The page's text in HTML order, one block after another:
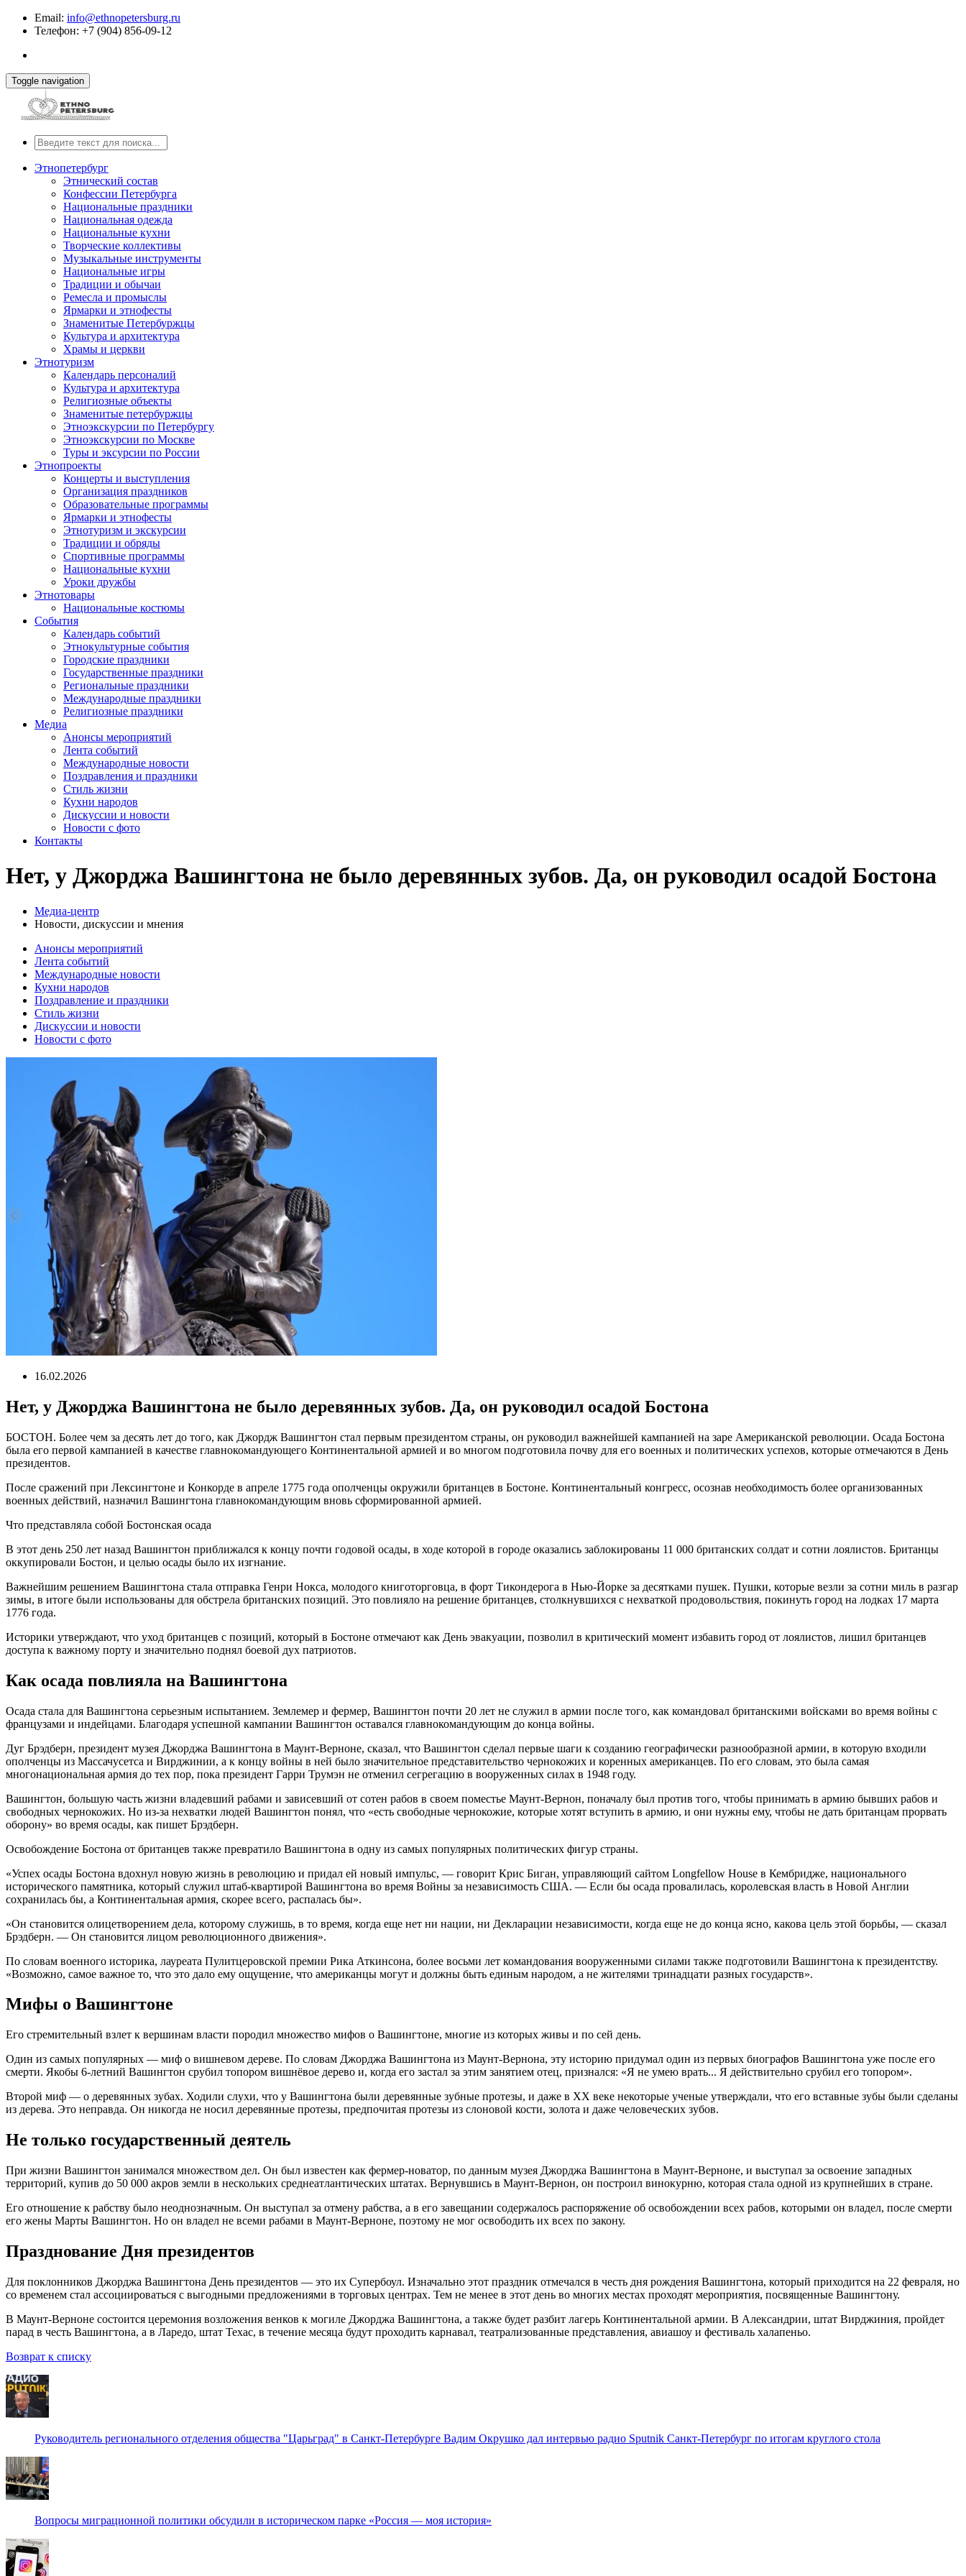
Email: info@ethnopetersburg.ru
Телефон: +7 (904) 856-09-12
Toggle navigation
Этнопетербург
Этнический состав
Конфессии Петербурга
Национальные праздники
Национальная одежда
Национальные кухни
Творческие коллективы
Музыкальные инструменты
Национальные игры
Традиции и обычаи
Ремесла и промыслы
Ярмарки и этнофесты
Знаменитые Петербуржцы
Культура и архитектура
Храмы и церкви
Этнотуризм
Календарь персоналий
Культура и архитектура
Религиозные объекты
Знаменитые петербуржцы
Этноэкскурсии по Петербургу
Этноэкскурсии по Москве
Туры и эксурсии по России
Этнопроекты
Концерты и выступления
Организация праздников
Образовательные программы
Ярмарки и этнофесты
Этнотуризм и экскурсии
Традиции и обряды
Спортивные программы
Национальные кухни
Уроки дружбы
Этнотовары
Национальные костюмы
События
Календарь событий
Этнокультурные события
Городские праздники
Государственные праздники
Региональные праздники
Международные праздники
Религиозные праздники
Медиа
Анонсы мероприятий
Лента событий
Международные новости
Поздравления и праздники
Cтиль жизни
Кухни народов
Дискуссии и новости
Новости с фото
Контакты
Нет, у Джорджа Вашингтона не было деревянных зубов. Да, он руководил осадой Бостона
Медиа-центр
Новости, дискуссии и мнения
Анонсы мероприятий
Лента событий
Международные новости
Кухни народов
Поздравление и праздники
Cтиль жизни
Дискуссии и новости
Новости с фото
16.02.2026
Нет, у Джорджа Вашингтона не было деревянных зубов. Да, он руководил осадой Бостона
БОСТОН. Более чем за десять лет до того, как Джордж Вашингтон стал первым президентом страны, он руководил важнейшей кампанией на заре Американской революции. Осада Бостона
была его первой кампанией в качестве главнокомандующего Континентальной армией и во многом подготовила почву для его военных и политических успехов, которые отмечаются в День
президентов.
После сражений при Лексингтоне и Конкорде в апреле 1775 года ополченцы окружили британцев в Бостоне. Континентальный конгресс, осознав необходимость более организованных
военных действий, назначил Вашингтона главнокомандующим вновь сформированной армией.
Что представляла собой Бостонская осада
В этот день 250 лет назад Вашингтон приближался к концу почти годовой осады, в ходе которой в городе оказались заблокированы 11 000 британских солдат и сотни лоялистов. Британцы
оккупировали Бостон, и целью осады было их изгнание.
Важнейшим решением Вашингтона стала отправка Генри Нокса, молодого книготорговца, в форт Тикондерога в Нью-Йорке за десятками пушек. Пушки, которые везли за сотни миль в разгар
зимы, в итоге были использованы для обстрела британских позиций. Это повлияло на решение британцев, столкнувшихся с нехваткой продовольствия, покинуть город на лодках 17 марта
1776 года.
Историки утверждают, что уход британцев с позиций, который в Бостоне отмечают как День эвакуации, позволил в критический момент избавить город от лоялистов, лишил британцев
доступа к важному порту и значительно поднял боевой дух патриотов.
Как осада повлияла на Вашингтона
Осада стала для Вашингтона серьезным испытанием. Землемер и фермер, Вашингтон почти 20 лет не служил в армии после того, как командовал британскими войсками во время войны с
французами и индейцами. Благодаря успешной кампании Вашингтон оставался главнокомандующим до конца войны.
Дуг Брэдберн, президент музея Джорджа Вашингтона в Маунт-Верноне, сказал, что Вашингтон сделал первые шаги к созданию географически разнообразной армии, в которую входили
ополченцы из Массачусетса и Вирджинии, а к концу войны в ней было значительное представительство чернокожих и коренных американцев. По его словам, это была самая
многонациональная армия до тех пор, пока президент Гарри Трумэн не отменил сегрегацию в вооруженных силах в 1948 году.
Вашингтон, большую часть жизни владевший рабами и зависевший от сотен рабов в своем поместье Маунт-Вернон, поначалу был против того, чтобы принимать в армию бывших рабов и
свободных чернокожих. Но из-за нехватки людей Вашингтон понял, что «есть свободные чернокожие, которые хотят вступить в армию, и они нужны ему, чтобы не дать британцам прорвать
оборону» во время осады, как пишет Брэдберн.
Освобождение Бостона от британцев также превратило Вашингтона в одну из самых популярных политических фигур страны.
«Успех осады Бостона вдохнул новую жизнь в революцию и придал ей новый импульс, — говорит Крис Биган, управляющий сайтом Longfellow House в Кембридже, национального
исторического памятника, который служил штаб-квартирой Вашингтона во время Войны за независимость США. — Если бы осада провалилась, королевская власть в Новой Англии
сохранилась бы, а Континентальная армия, скорее всего, распалась бы».
«Он становится олицетворением дела, которому служишь, в то время, когда еще нет ни нации, ни Декларации независимости, когда еще не до конца ясно, какова цель этой борьбы, — сказал
Брэдберн. — Он становится лицом революционного движения».
По словам военного историка, лауреата Пулитцеровской премии Рика Аткинсона, более восьми лет командования вооруженными силами также подготовили Вашингтона к президентству.
«Возможно, самое важное то, что это дало ему ощущение, что американцы могут и должны быть единым народом, а не жителями тринадцати разных государств».
Мифы о Вашингтоне
Его стремительный взлет к вершинам власти породил множество мифов о Вашингтоне, многие из которых живы и по сей день.
Один из самых популярных — миф о вишневом дереве. По словам Джорджа Вашингтона из Маунт-Вернона, эту историю придумал один из первых биографов Вашингтона уже после его
смерти. Якобы 6-летний Вашингтон срубил топором вишнёвое дерево и, когда его застал за этим занятием отец, признался: «Я не умею врать... Я действительно срубил его топором».
Второй миф — о деревянных зубах. Ходили слухи, что у Вашингтона были деревянные зубные протезы, и даже в XX веке некоторые ученые утверждали, что его вставные зубы были сделаны
из дерева. Это неправда. Он никогда не носил деревянные протезы, предпочитая протезы из слоновой кости, золота и даже человеческих зубов.
Не только государственный деятель
При жизни Вашингтон занимался множеством дел. Он был известен как фермер-новатор, по данным музея Джорджа Вашингтона в Маунт-Верноне, и выступал за освоение западных
территорий, купив до 50 000 акров земли в нескольких среднеатлантических штатах. Вернувшись в Маунт-Вернон, он построил винокурню, которая стала одной из крупнейших в стране.
Его отношение к рабству было неоднозначным. Он выступал за отмену рабства, а в его завещании содержалось распоряжение об освобождении всех рабов, которыми он владел, после смерти
его жены Марты Вашингтон. Но он владел не всеми рабами в Маунт-Верноне, поэтому не мог освободить их всех по закону.
Празднование Дня президентов
Для поклонников Джорджа Вашингтона День президентов — это их Супербоул. Изначально этот праздник отмечался в честь дня рождения Вашингтона, который приходится на 22 февраля, но
со временем стал ассоциироваться с выгодными предложениями в торговых центрах. Тем не менее в этот день во многих местах проходят мероприятия, посвященные Вашингтону.
В Маунт-Верноне состоится церемония возложения венков к могиле Джорджа Вашингтона, а также будет разбит лагерь Континентальной армии. В Александрии, штат Вирджиния, пройдет
парад в честь Вашингтона, а в Ларедо, штат Техас, в течение месяца будут проходить карнавал, театрализованные представления, авиашоу и фестиваль халапеньо.
Возврат к списку
Руководитель регионального отделения общества "Царьград" в Санкт-Петербурге Вадим Окрушко дал интервью радио Sputnik Санкт-Петербург по итогам круглого стола
Вопросы миграционной политики обсудили в историческом парке «Россия — моя история»